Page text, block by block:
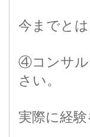
今までと
④コンサル
さい。
実際に経